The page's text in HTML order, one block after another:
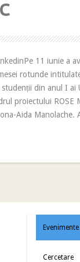
11 iunie a
rotunde
din anul I ai
proiectului ROSE
Aida Manolache.
Evenimente
Cercetare